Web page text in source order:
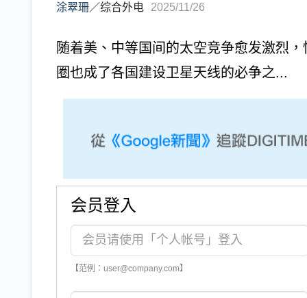
涂翠珊／综合外电 2025/11/26
随着美、中等国间的太空竞争愈发激烈
圈也成了各国建设卫星天线的必争之...
会员登入
【范例：user@company.com】